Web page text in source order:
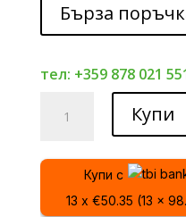
Бърза
тел: +359 878 021
детско
MaxMotors
Купи
Купи с
13 x €50.35 (13 x